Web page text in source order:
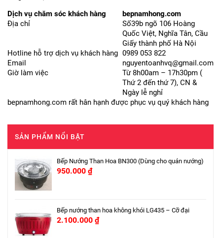
Dịch vụ chăm sóc khách hàng
bepnamhong.com
Địa chỉ
Số39b ngõ 106 Hoàng
Quốc Việt, Nghĩa Tân, Cầu
Giấy thành phố Hà Nội
Hotline hỗ trợ dịch vụ khách hàng 0989 053 822
Email
nguyentoanhvq@gmail.com
Giờ làm việc
Từ 8h00am – 17h30pm (
Thứ 2 đến thứ 7), CN &
Ngày lễ nghỉ
bepnamhong.com rất hân hạnh được phục vụ quý khách hàng
SẢN PHẨM NỔI BẬT
Bếp Nướng Than Hoa BN300 (Dùng cho quán nướng)
950.000 ₫
Bếp nướng than hoa không khói LG435 – Cỡ đại
2.100.000 ₫